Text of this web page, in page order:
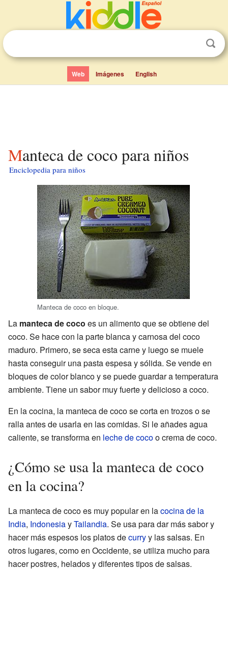
Web Imágenes English
Manteca de coco para niños
Enciclopedia para niños
Manteca de coco en bloque.
La manteca de coco es un alimento que se obtiene del
coco. Se hace con la parte blanca y carnosa del coco
maduro. Primero, se seca esta carne y luego se muele
hasta conseguir una pasta espesa y sólida. Se vende en
bloques de color blanco y se puede guardar a temperatura
ambiente. Tiene un sabor muy fuerte y delicioso a coco.
En la cocina, la manteca de coco se corta en trozos o se
ralla antes de usarla en las comidas. Si le añades agua
caliente, se transforma en leche de cocoo crema de coco.
¿Cómo se usa la manteca de coco
en la cocina?
La manteca de coco es muy popular en lacocina de la
India, IndonesiayTailandia. Se usa para dar más sabor y
hacer más espesos los platos decurryy las salsas. En
otros lugares, como en Occidente, se utiliza mucho para
hacer postres, helados y diferentes tipos de salsas.